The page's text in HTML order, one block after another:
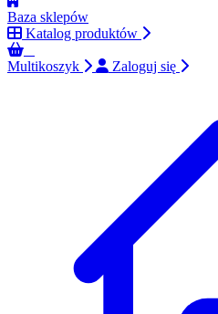
Baza sklepów
Katalog produktów
Multikoszyk
Zaloguj się